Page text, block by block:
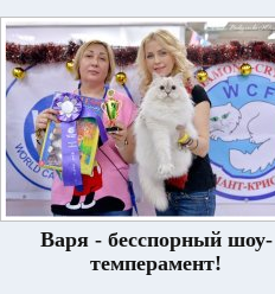
Варя - бесспорный шоу-
темперамент!